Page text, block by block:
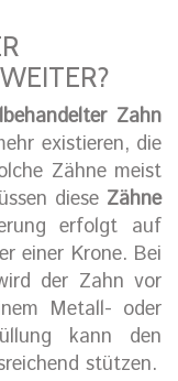
Zahn
existieren, die
Zähne meist
diese Zähne
erfolgt auf
einer Krone. Bei
der Zahn vor
Metall- oder
kann den
stützen.